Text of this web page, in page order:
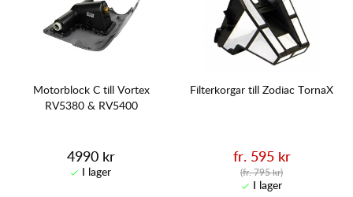
Motorblock C till Vortex
RV5380 & RV5400
4990 kr
Filterkorgar till Zodiac TornaX
fr. 595 kr
(fr. 795 kr)